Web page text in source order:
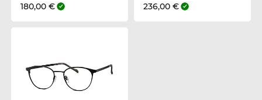
180,00 € 236,00 €